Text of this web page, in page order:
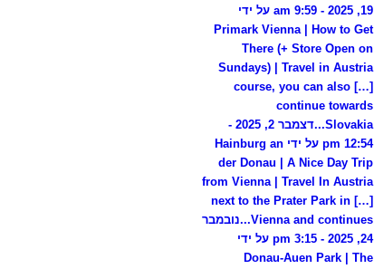
19, 2025 - 9:59 am על ידי
Primark Vienna | How to Get
There (+ Store Open on
Sundays) | Travel in Austria
[…] course, you can also
continue towards
Slovakia...
דצמבר 2, 2025 -
12:54 pm על ידי Hainburg an
der Donau | A Nice Day Trip
from Vienna | Travel In Austria
[…] next to the Prater Park in
Vienna and continues...
נובמבר
24, 2025 - 3:15 pm על ידי
Donau-Auen Park | The